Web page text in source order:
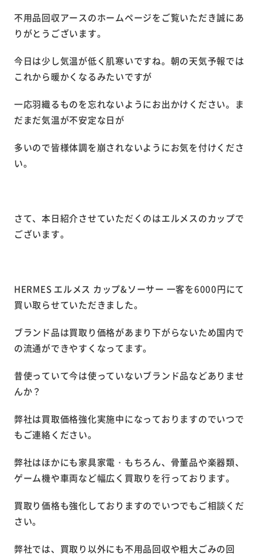
不用品回収アースのホームページをご覧いただき誠にあ
りがとうございます。
今日は少し気温が低く肌寒いですね。朝の天気予報では
これから暖かくなるみたいですが
一応羽織るものを忘れないようにお出かけください。ま
だまだ気温が不安定な日が
多いので皆様体調を崩されないようにお気を付けくださ
い。
さて、本日紹介させていただくのはエルメスのカップで
ございます。
HERMES エルメス カップ&ソーサー 一客を6000円にて
買い取らせていただきました。
ブランド品は買取り価格があまり下がらないため国内で
の流通ができやすくなってます。
昔使っていて今は使っていないブランド品などありませ
んか？
弊社は買取価格強化実施中になっておりますのでいつで
もご連絡ください。
弊社はほかにも家具家電・もちろん、骨董品や楽器類、
ゲーム機や車両など幅広く買取りを行っております。
買取り価格も強化しておりますのでいつでもご相談くだ
さい。
弊社では、買取り以外にも不用品回収や粗大ごみの回